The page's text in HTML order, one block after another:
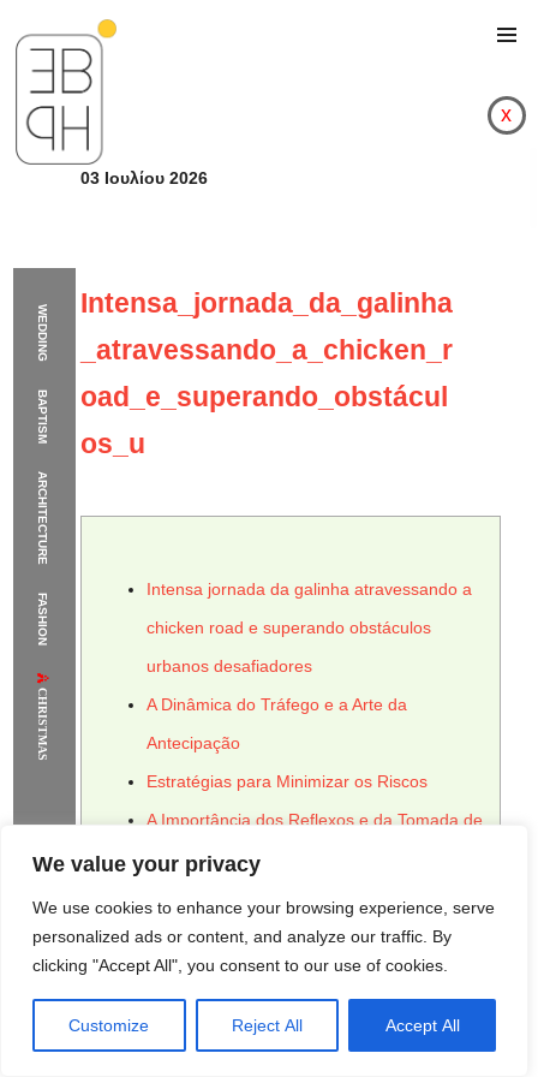
We value your privacy
We use cookies to enhance your browsing experience, serve
personalized ads or content, and analyze our traffic. By
clicking "Accept All", you consent to our use of cookies.
Customize Reject All Accept All
WEDDING
BAPTISM
ARCHITECTURE
FASHION
CHRISTMAS
Rome Project Santorini Project
Sounio Project 1
The Supermodels Always Bring Their
Flawless Festival Style to Rio
x
03 Ιουλίου 2026
Intensa_jornada_da_galinha
_atravessando_a_chicken_r
oad_e_superando_obstácul
os_u
Intensa jornada da galinha atravessando a
chicken road e superando obstáculos
urbanos desafiadores
A Dinâmica do Tráfego e a Arte da
Antecipação
Estratégias para Minimizar os Riscos
A Importância dos Reflexos e da Tomada de
Decisão Rápida
Aprimorando os Reflexos com Prática
Consistente
A Psicologia da Travessia: Gerenciando a
Técnicas de Relaxamento para um Jogo